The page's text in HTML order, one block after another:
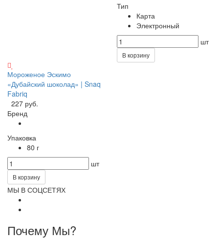
Тип
Карта
Электронный
шт
В корзину
Мороженое Эскимо
«Дубайский шоколад» | Snaq
Fabriq
227 руб.
Бренд
Упаковка
80 г
шт
В корзину
МЫ В СОЦСЕТЯХ
Почему Мы?